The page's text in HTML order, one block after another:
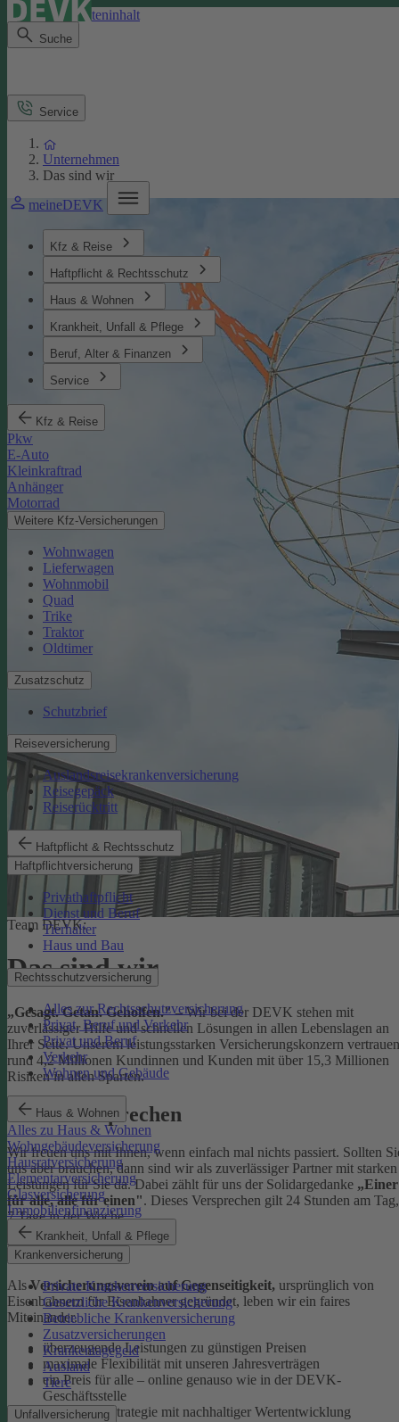
Direkt zum Seiteninhalt
Suche
meineDEVK
Kfz & Reise
Haftpflicht & Rechtsschutz
Haus & Wohnen
Krankheit, Unfall & Pflege
Beruf, Alter & Finanzen
Service
Kfz & Reise
Pkw
E-Auto
Kleinkraftrad
Anhänger
Motorrad
Weitere Kfz-Versicherungen
Wohnwagen
Lieferwagen
Wohnmobil
Quad
Trike
Traktor
Oldtimer
Zusatzschutz
Schutzbrief
Reiseversicherung
Auslandsreisekrankenversicherung
Reisegepäck
Reiserücktritt
Haftpflicht & Rechtsschutz
Haftpflichtversicherung
Privathaftpflicht
Dienst und Beruf
Tierhalter
Haus und Bau
Rechtsschutzversicherung
Alles zur Rechtsschutzversicherung
Privat, Beruf und Verkehr
Privat und Beruf
Verkehr
Wohnen und Gebäude
Haus & Wohnen
Alles zu Haus & Wohnen
Wohngebäudeversicherung
Hausratversicherung
Elementarversicherung
Glasversicherung
Immobilienfinanzierung
Krankheit, Unfall & Pflege
Krankenversicherung
Private Krankenversicherung
Gesetzliche Krankenversicherung
Betriebliche Krankenversicherung
Zusatzversicherungen
Krankentagegeld
Ausland
Tiere
Unfallversicherung
Service
Unternehmen
Das sind wir
Team DEVK:
Das sind wir
„Gesagt. Getan. Geholfen."– Wir bei der DEVK stehen mit
zuverlässiger Hilfe und schnellen Lösungen in allen Lebenslagen an
Ihrer Seite. Unserem leistungsstarken Versicherungskonzern vertrauen
rund 4,2 Millionen Kundinnen und Kunden mit über 15,3 Millionen
Risiken in allen Sparten.
Unser Versprechen
Wir freuen uns mit Ihnen, wenn einfach mal nichts passiert. Sollten
uns aber brauchen, dann sind wir als zuverlässiger Partner mit starken
Leistungen für Sie da. Dabei zählt für uns der Solidargedanke „Einer
für alle, alle für einen". Dieses Versprechen gilt 24 Stunden am Tag,
7 Tage in der Woche.
Ehrlich
AlsVersicherungsverein auf Gegenseitigkeit, ursprünglich von
Eisenbahnern für Eisenbahner gegründet, leben wir ein faires
Miteinander.
überzeugende Leistungen zu günstigen Preisen
maximale Flexibilität mit unseren Jahresverträgen
ein Preis für alle – online genauso wie in der DEVK-
Geschäftsstelle
faire Anlagestrategie mit nachhaltiger Wertentwicklung